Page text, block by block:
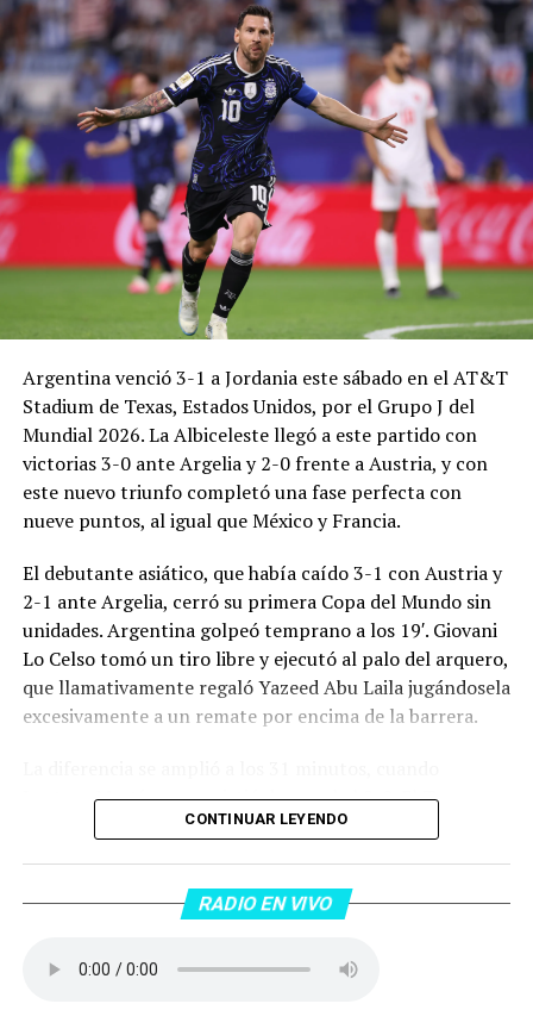
Argentina venció 3-1 a Jordania este sábado en el AT&T
Stadium de Texas, Estados Unidos, por el Grupo J del
Mundial 2026. La Albiceleste llegó a este partido con
victorias 3-0 ante Argelia y 2-0 frente a Austria, y con
este nuevo triunfo completó una fase perfecta con
nueve puntos, al igual que México y Francia.
El debutante asiático, que había caído 3-1 con Austria y
2-1 ante Argelia, cerró su primera Copa del Mundo sin
unidades. Argentina golpeó temprano a los 19′. Giovani
Lo Celso tomó un tiro libre y ejecutó al palo del arquero,
que llamativamente regaló Yazeed Abu Laila jugándosela
excesivamente a un remate por encima de la barrera.
Lautaro Martínez convirtió de penal el 2-0. El Toro
anotó su primer gol en Copas del Mundo, tras no
dentro del área sobre Marcos Senesi, que intentó ir a
una segunda pelota luego de un tiro en el travesaño del
patada en la cara del jugador jordano.
CONTINUAR LEYENDO
RADIO EN VIVO